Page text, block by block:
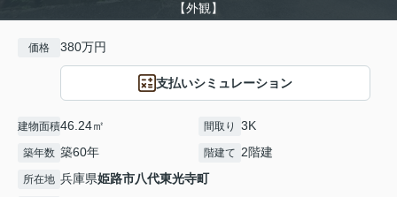
【外観】
価格 380万円
支払いシミュレーション
建物面積46.24㎡ 間取り 3K
築年数 築60年 階建て 2階建
所在地 兵庫県姫路市八代東光寺町